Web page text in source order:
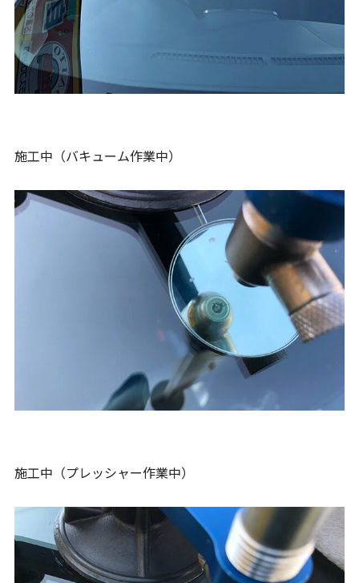
施工中（バキューム作業中）
施工中（プレッシャー作業中）